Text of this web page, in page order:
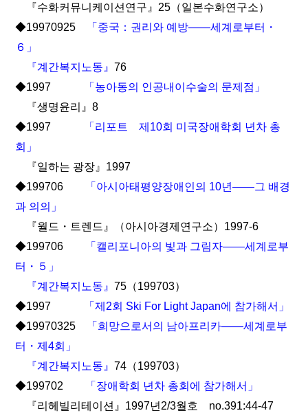
『수화커뮤니케이션연구』25（일본수화연구소）
◆19970925
「중국：권리와 예방――세계로부터・
６」
『계간복지노동』76
◆1997
「농아동의 인공내이수술의 문제점」
『생명윤리』8
◆1997
「리포트 제10회 미국장애학회 년차 총
회」
『일하는 광장』1997
◆199706
「아시아태평양장애인의 10년――그 배경
과 의의」
『월드・트렌드』（아시아경제연구소）1997-6
◆199706
「캘리포니아의 빛과 그림자――세계로부
터・５」
『계간복지노동』75（199703）
◆1997
「제2회 Ski For Light Japan에 참가해서」
◆19970325
「희망으로서의 남아프리카――세계로부
터・제4회」
『계간복지노동』74（199703）
◆199702
「장애학회 년차 총회에 참가해서」
『리헤빌리테이션』1997년2/3월호 no.391:44-47